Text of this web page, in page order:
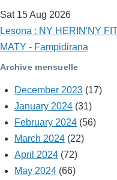
Sat 15 Aug 2026
Lesona : NY HERIN'NY
MATY - Fampidirana
Archive mensuelle
December 2023 (17)
January 2024 (31)
February 2024 (56)
March 2024 (22)
April 2024 (72)
May 2024 (66)